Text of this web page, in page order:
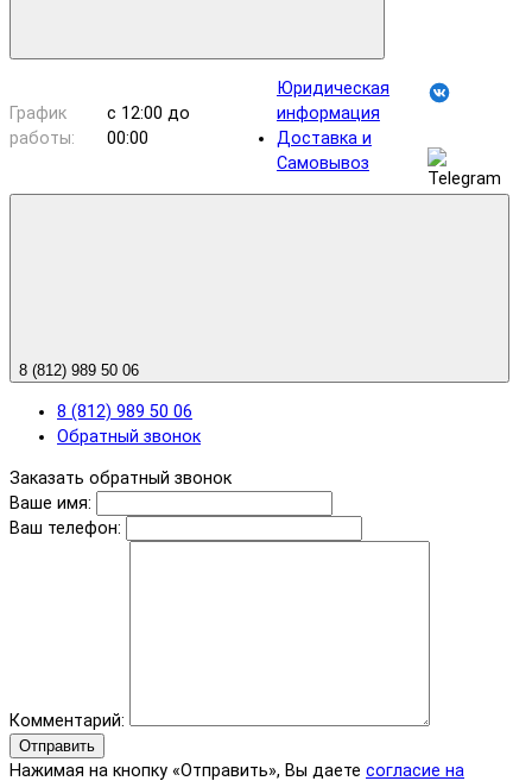
График
работы:
с 12:00 до
00:00
Юридическая
информация
Доставка и
Самовывоз
8 (812) 989 50 06
8 (812) 989 50 06
Обратный звонок
Заказать обратный звонок
Ваше имя:
Ваш телефон:
Комментарий:
Отправить
Нажимая на кнопку «Отправить», Вы даете согласие на